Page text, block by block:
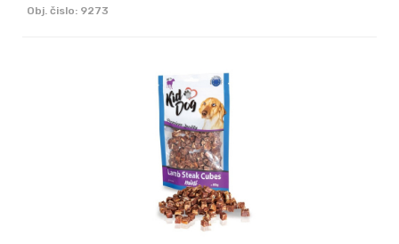
Obj. čislo: 9273